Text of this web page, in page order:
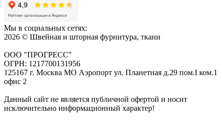
Мы в социальных сетях:
2026 © Швейная и шторная фурнитура, ткани
ООО "ПРОГРЕСС"
ОГРН: 1217700131956
125167 г. Москва МО Аэропорт ул. Планетная д.29 пом.I ком.1
офис 2
Данный сайт не является публичной офертой и носит
исключительно информационный характер!